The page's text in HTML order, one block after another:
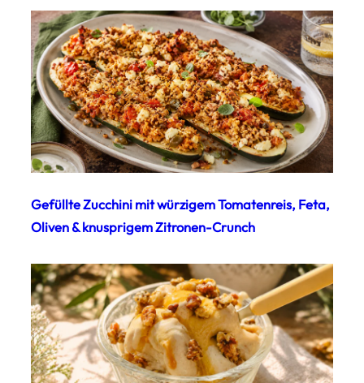
Gefüllte Zucchini mit würzigem Tomatenreis, Feta,
Oliven & knusprigem Zitronen-Crunch